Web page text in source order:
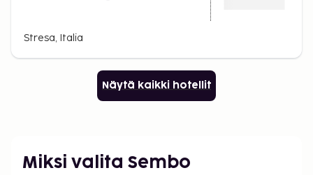
Stresa, Italia
Näytä kaikki hotellit
Miksi valita Sembo